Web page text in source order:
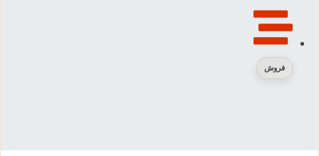
فروش